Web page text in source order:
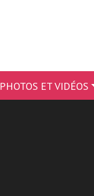
PHOTOS ET VIDÉOS